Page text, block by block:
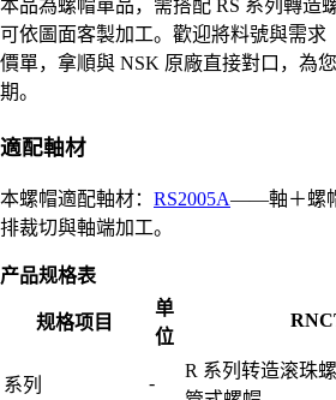
本品為螺帽單品，需搭配 RS 系列轉造
可依圖面客製加工。歡迎將料號與需求
價單，拿順與 NSK 原廠直接對口，為
期。
適配軸材
本螺帽適配軸材： RS2005A——軸＋螺
排裁切與軸端加工。
产品规格表
规格项目
单
位
系列 -
R 系列转造滚珠